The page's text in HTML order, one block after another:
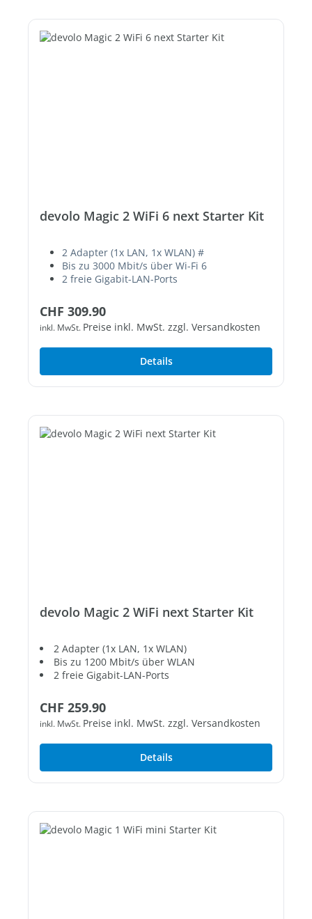
devolo Magic 2 WiFi 6 next Starter Kit
2 Adapter (1x LAN, 1x WLAN) #
Bis zu 3000 Mbit/s über Wi-Fi 6
2 freie Gigabit-LAN-Ports
Regulärer Preis:
CHF 309.90
inkl. MwSt. Preise inkl. MwSt. zzgl. Versandkosten
Details
devolo Magic 2 WiFi next Starter Kit
2 Adapter (1x LAN, 1x WLAN)
Bis zu 1200 Mbit/s über WLAN
2 freie Gigabit-LAN-Ports
Regulärer Preis:
CHF 259.90
inkl. MwSt. Preise inkl. MwSt. zzgl. Versandkosten
Details